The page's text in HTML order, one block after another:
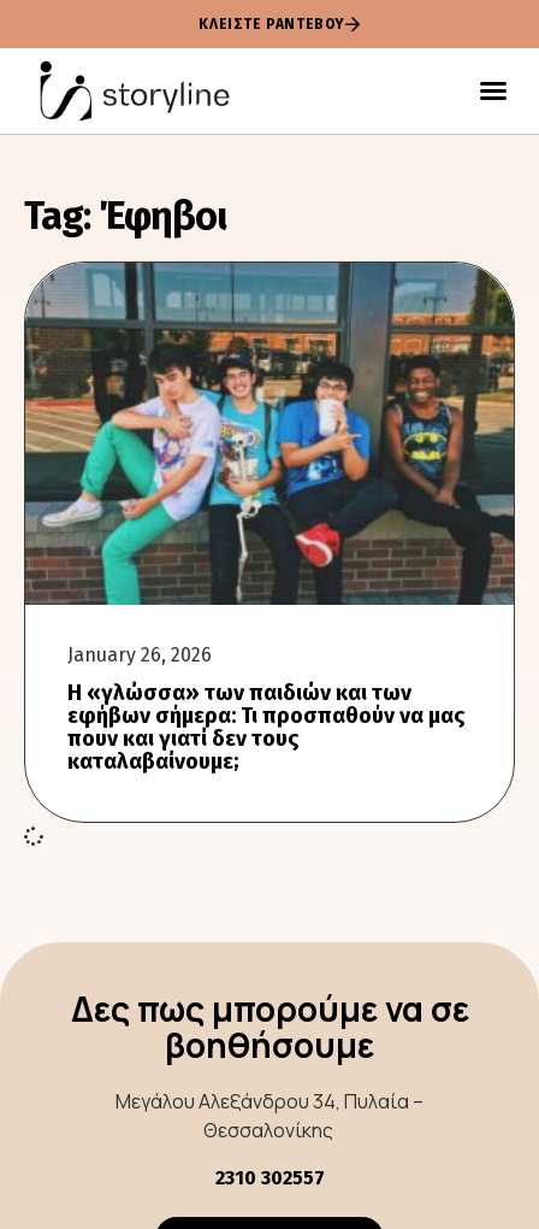
ΚΛΕΙΣΤΕ ΡΑΝΤΕΒΟΥ
Tag: Έφηβοι
January 26, 2026
Η «γλώσσα» των παιδιών και των
εφήβων σήμερα: Τι προσπαθούν να μας
πουν και γιατί δεν τους
καταλαβαίνουμε;
Δες πως μπορούμε να σε
βοηθήσουμε
Μεγάλου Αλεξάνδρου 34, Πυλαία –
Θεσσαλονίκης
2310 302557